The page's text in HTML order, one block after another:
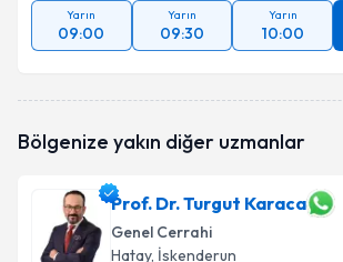
Yarın
09:00
Yarın
09:30
Yarın
10:00
Bölgenize yakın diğer uzmanlar
Prof. Dr. Turgut Karaca
Genel Cerrahi
Hatay, İskenderun